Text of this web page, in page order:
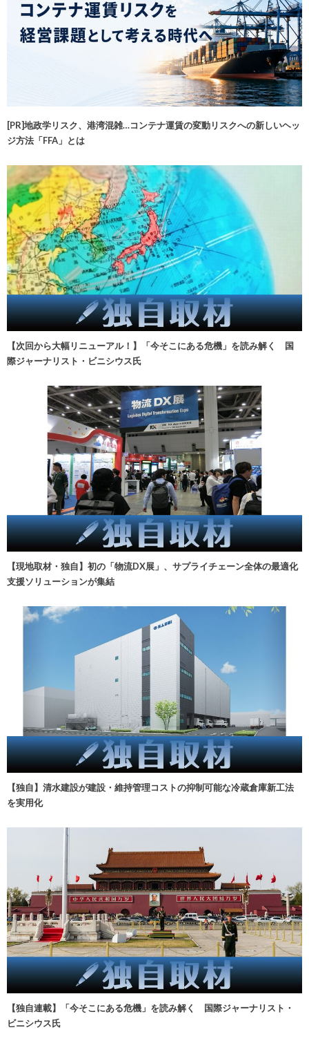
[PR]地政学リスク、港湾混雑…コンテナ運賃の変動リスクへの新しいヘッ
ジ方法「FFA」とは
【次回から大幅リニューアル！】「今そこにある危機」を読み解く 国
際ジャーナリスト・ビニシウス氏
【現地取材・独自】初の「物流DX展」、サプライチェーン全体の最適化
支援ソリューションが集結
【独自】清水建設が建設・維持管理コストの抑制可能な冷蔵倉庫新工法
を実用化
【独自連載】「今そこにある危機」を読み解く 国際ジャーナリスト・
ビニシウス氏